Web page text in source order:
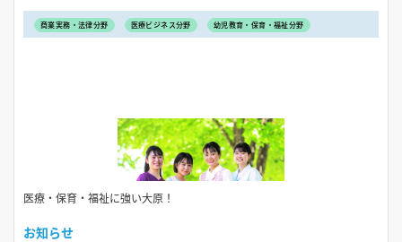
商業実務・法律分野 医療ビジネス分野 幼児教育・保育・福祉分野
医療・保育・福祉に強い大原！
お知らせ